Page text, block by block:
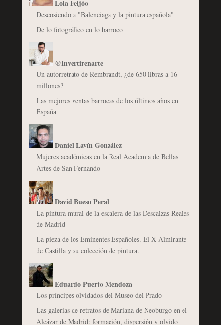
Lola Feijóo
Descosiendo a "Balenciaga y la pintura española"
De lo fotográfico en lo barroco
@Invertirenarte
Un autorretrato de Rembrandt, ¿de 650 libras a 16
millones?
Las mejores ventas barrocas de los últimos años en
España
Daniel Lavín González
Mujeres académicas en la Real Academia de Bellas
Artes de San Fernando
David Bueso Peral
La pintura mural de la escalera de las Descalzas Reales
de Madrid
La pieza de los Eminentes Españoles. El X Almirante
de Castilla y su colección de pintura.
Eduardo Puerto Mendoza
Los príncipes olvidados del Museo del Prado
Las galerías de retratos de Mariana de Neoburgo en el
Alcázar de Madrid: formación, dispersión y olvido